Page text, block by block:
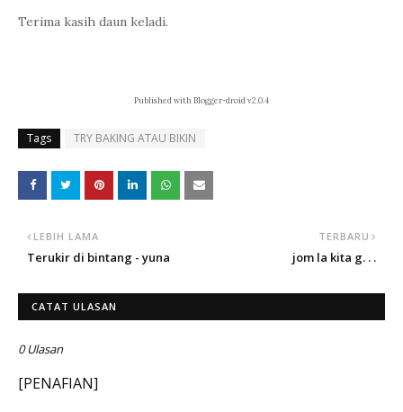
Terima kasih daun keladi.
Published with Blogger-droid v2.0.4
Tags TRY BAKING ATAU BIKIN
TERBARU
jom la kita g. . .
LEBIH LAMA
Terukir di bintang - yuna
CATAT ULASAN
0 Ulasan
[PENAFIAN]